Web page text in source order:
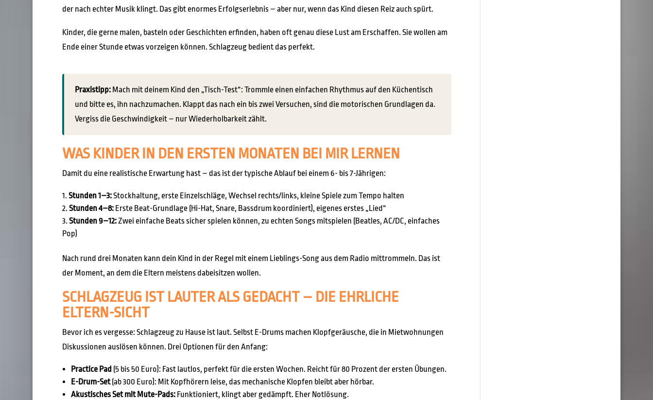
der nach echter Musik klingt. Das gibt enormes Erfolgserlebnis – aber nur, wenn das Kind diesen Reiz auch spürt.
Kinder, die gerne malen, basteln oder Geschichten erfinden, haben oft genau diese Lust am Erschaffen. Sie wollen am
Ende einer Stunde etwas vorzeigen können. Schlagzeug bedient das perfekt.
Praxistipp:Mach mit deinem Kind den „Tisch-Test“: Trommle einen einfachen Rhythmus auf den Küchentisch
und bitte es, ihn nachzumachen. Klappt das nach ein bis zwei Versuchen, sind die motorischen Grundlagen da.
Vergiss die Geschwindigkeit – nur Wiederholbarkeit zählt.
WAS KINDER IN DEN ERSTEN MONATEN BEI MIR LERNEN
Damit du eine realistische Erwartung hast – das ist der typische Ablauf bei einem 6- bis 7-Jährigen:
Stunden 1–3:Stockhaltung, erste Einzelschläge, Wechsel rechts/links, kleine Spiele zum Tempo halten
Stunden 4–8:Erste Beat-Grundlage (Hi-Hat, Snare, Bassdrum koordiniert), eigenes erstes „Lied“
Stunden 9–12:Zwei einfache Beats sicher spielen können, zu echten Songs mitspielen (Beatles, AC/DC, einfaches
Pop)
Nach rund drei Monaten kann dein Kind in der Regel mit einem Lieblings-Song aus dem Radio mittrommeln. Das ist
der Moment, an dem die Eltern meistens dabeisitzen wollen.
SCHLAGZEUG IST LAUTER ALS GEDACHT – DIE EHRLICHE
ELTERN-SICHT
Bevor ich es vergesse: Schlagzeug zu Hause ist laut. Selbst E-Drums machen Klopfgeräusche, die in Mietwohnungen
Diskussionen auslösen können. Drei Optionen für den Anfang:
Practice Pad (5 bis 50 Euro): Fast lautlos, perfekt für die ersten Wochen. Reicht für 80 Prozent der ersten Übungen.
E-Drum-Set(ab 300 Euro): Mit Kopfhörern leise, das mechanische Klopfen bleibt aber hörbar.
Akustisches Set mit Mute-Pads:Funktioniert, klingt aber gedämpft. Eher Notlösung.